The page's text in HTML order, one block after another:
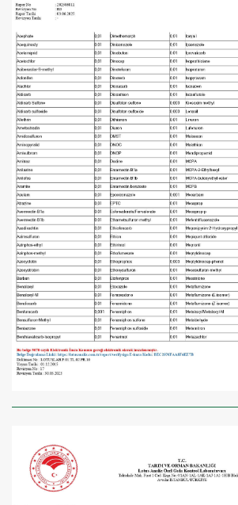
BU HAFTANIN PLANLI
2690,00 TL
2071,30 TL
Kaan
Zeytinyağı
SEPETE EKLE